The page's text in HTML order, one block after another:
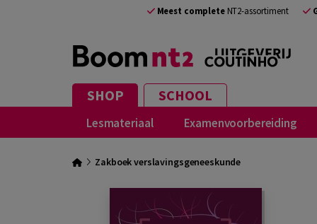
Meest completeNT2-assortiment
SHOP SCHOOL
Lesmateriaal Examenvoorbereiding
Zakboek verslavingsgeneeskunde